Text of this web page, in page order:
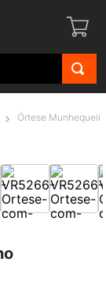
Órtese